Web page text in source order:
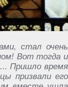
стал очень
Вот тогда и
Пришло время
призвали его